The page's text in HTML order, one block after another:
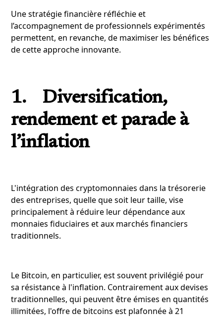
Une stratégie financière réfléchie et
l’accompagnement de professionnels expérimentés
permettent, en revanche, de maximiser les bénéfices
de cette approche innovante.
1. Diversification,
rendement et parade à
l’inflation
L'intégration des cryptomonnaies dans la trésorerie
des entreprises, quelle que soit leur taille, vise
principalement à réduire leur dépendance aux
monnaies fiduciaires et aux marchés financiers
traditionnels.
Le Bitcoin, en particulier, est souvent privilégié pour
sa résistance à l'inflation. Contrairement aux devises
traditionnelles, qui peuvent être émises en quantités
illimitées, l'offre de bitcoins est plafonnée à 21